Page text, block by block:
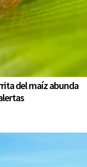
del maíz abunda